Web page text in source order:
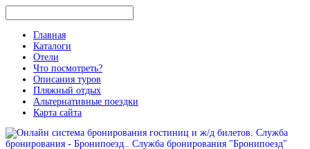
Главная
Каталоги
Отели
Что посмотреть?
Описания туров
Пляжный отдых
Альтернативные поездки
Карта сайта